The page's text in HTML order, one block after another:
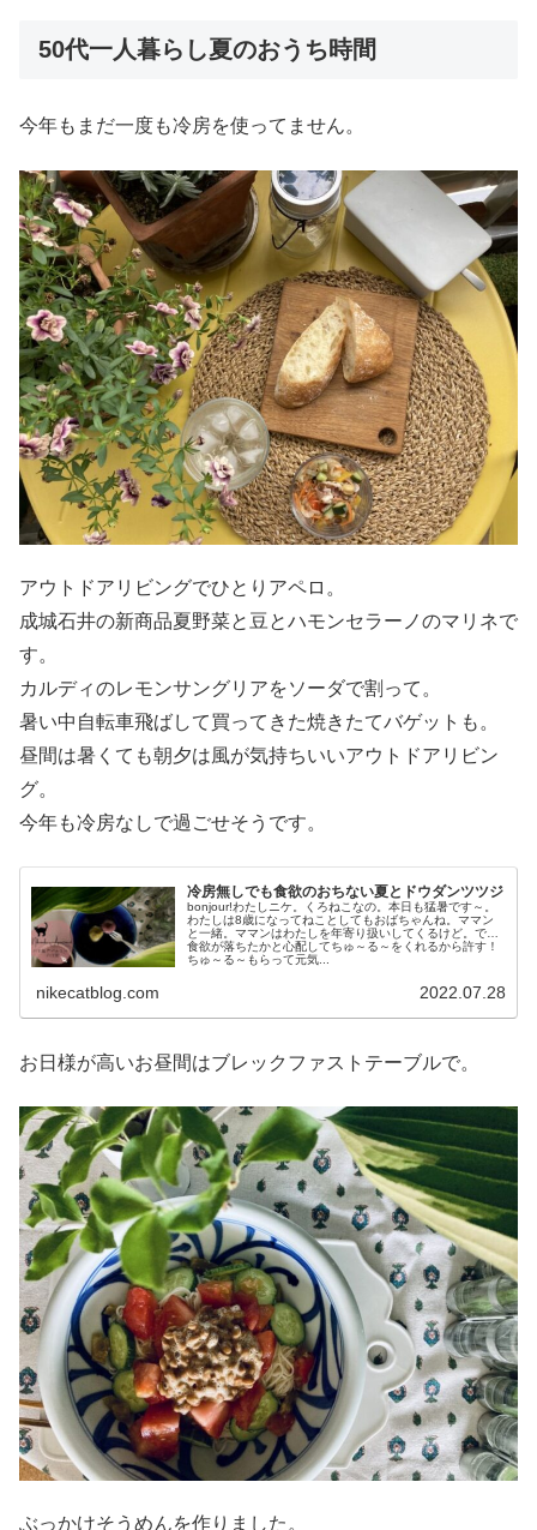
50代一人暮らし夏のおうち時間
今年もまだ一度も冷房を使ってません。
アウトドアリビングでひとりアペロ。
成城石井の新商品夏野菜と豆とハモンセラーノのマリネで
す。
カルディのレモンサングリアをソーダで割って。
暑い中自転車飛ばして買ってきた焼きたてバゲットも。
昼間は暑くても朝夕は風が気持ちいいアウトドアリビン
グ。
今年も冷房なしで過ごせそうです。
冷房無しでも食欲のおちない夏とドウダンツツジ
bonjour!わたしニケ。くろねこなの。本日も猛暑です～。
わたしは8歳になってねことしてもおばちゃんね。ママン
と一緒。ママンはわたしを年寄り扱いしてくるけど。でも
食欲が落ちたかと心配してちゅ～る～をくれるから許す！
ちゅ～る～もらって元気...
nikecatblog.com 2022.07.28
お日様が高いお昼間はブレックファストテーブルで。
ぶっかけそうめんを作りました。